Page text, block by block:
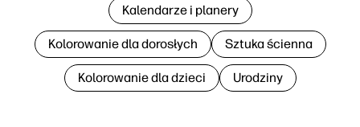
Kalendarze i planery
Kolorowanie dla dorosłych Sztuka ścienna
Kolorowanie dla dzieci Urodziny